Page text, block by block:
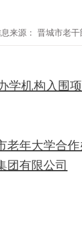
来源： 晋城市老干
学机构入围
老年大学合
团有限公司